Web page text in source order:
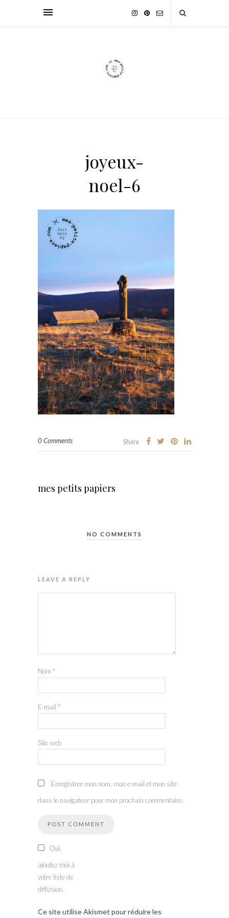
joyeux-
noel-6
0 Comments Share
mes petits papiers
NO COMMENTS
LEAVE A REPLY
Nom *
E-mail *
Site web
Enregistrer mon nom, mon e-mail et mon site
dans le navigateur pour mon prochain commentaire.
Oui,
ajoutez moi à
votre liste de
diffusion.
Ce site utilise Akismet pour réduire les